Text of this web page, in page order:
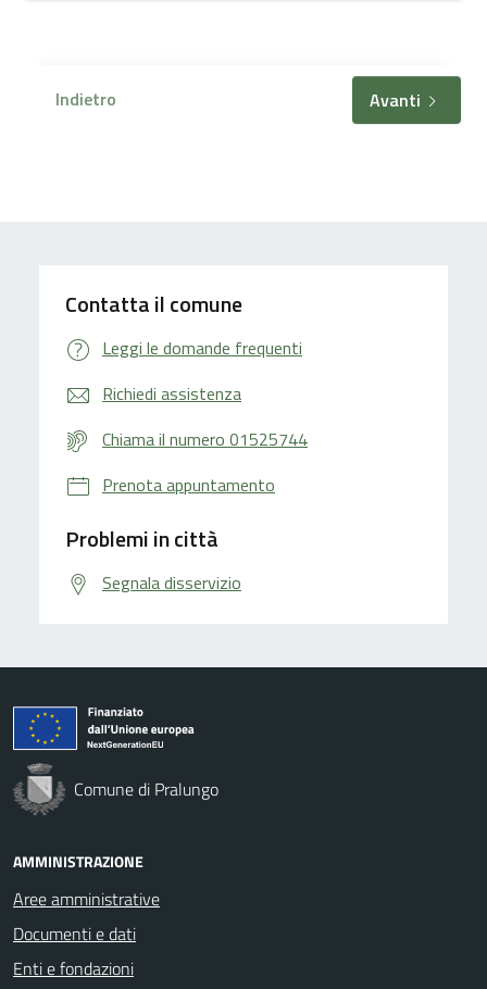
Indietro Avanti
Contatta il comune
Leggi le domande frequenti
Richiedi assistenza
Chiama il numero 01525744
Prenota appuntamento
Problemi in città
Segnala disservizio
Comune di Pralungo
AMMINISTRAZIONE
Aree amministrative
Documenti e dati
Enti e fondazioni